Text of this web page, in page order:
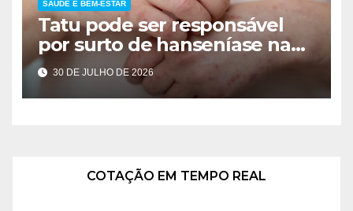
SAÚDE E BEM-ESTAR
Tatu pode ser responsável
por surto de hanseníase na
Flórida
30 DE JULHO DE 2026
COTAÇÃO EM TEMPO REAL